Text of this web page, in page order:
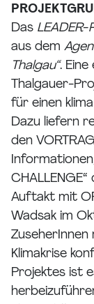
Das LEADER-
aus dem
Thalgau“.
Thalgauer-
für einen
Dazu liefern
den
Auftakt mit
Wadsak im
ZuseherInnen
Klimakrise
Projektes ist